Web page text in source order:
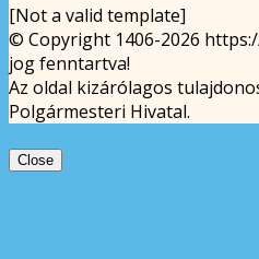
[Not a valid template]
© Copyright 1406-2026
jog fenntartva!
Az oldal kizárólagos
Polgármesteri Hivatal.
Close